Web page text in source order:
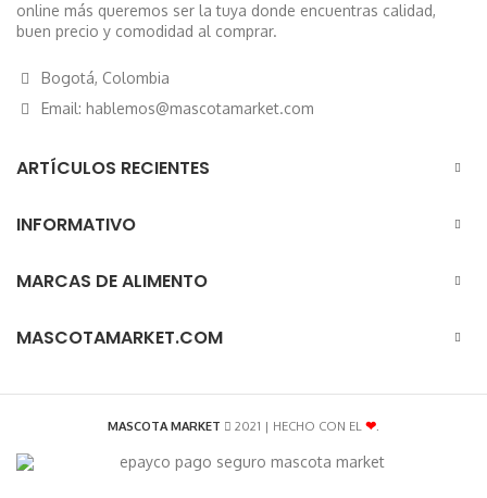
online más queremos ser la tuya donde encuentras calidad,
buen precio y comodidad al comprar.
Bogotá, Colombia
Email: hablemos@mascotamarket.com
ARTÍCULOS RECIENTES
INFORMATIVO
MARCAS DE ALIMENTO
MASCOTAMARKET.COM
MASCOTA MARKET 2021 | HECHO CON EL ❤.